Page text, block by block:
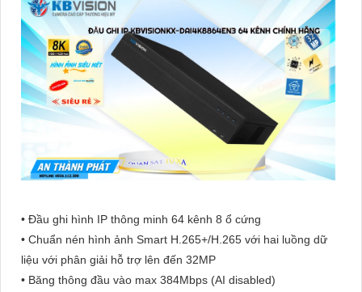
• Đầu ghi hình IP thông minh 64 kênh 8 ổ cứng
• Chuẩn nén hình ảnh Smart H.265+/H.265 với hai luồng dữ
liệu với phân giải hỗ trợ lên đến 32MP
• Băng thông đầu vào max 384Mbps (AI disabled)